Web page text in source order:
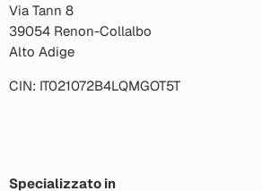
Via Tann 8
39054 Renon-Collalbo
Alto Adige
CIN: IT021072B4LQMGOT5T
Specializzato in